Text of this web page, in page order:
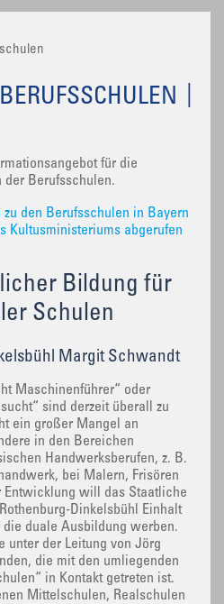
BERUFSSCHULEN
für die
der Berufsschulen.
den Berufsschulen in Bayern
Kultusministeriums abgerufen
Bildung für
Schulen
Margit Schwandt
Maschinenführer“ oder
sind derzeit überall zu
ein großer Mangel an
in den Bereichen
Handwerksberufen, z. B.
bei Malern, Frisören
Entwicklung will das Staatliche
Dinkelsbühl Einhalt
duale Ausbildung werben.
unter der Leitung von Jörg
die mit den umliegenden
in Kontakt getreten ist.
Mittelschulen, Realschulen